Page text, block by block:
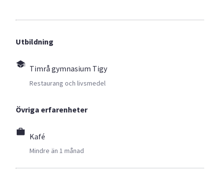
Utbildning
Timrå gymnasium Tigy
Restaurang och livsmedel
Övriga erfarenheter
Kafé
Mindre än 1 månad